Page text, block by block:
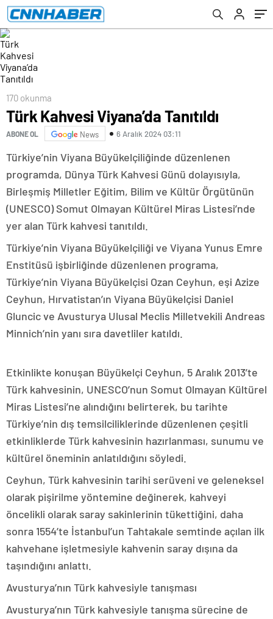
170 okunma
Türk Kahvesi Viyana’da Tanıtıldı
ABONE OL News 6 Aralık 2024 03:11
Türkiye’nin Viyana Büyükelçiliğinde düzenlenen
programda, Dünya Türk Kahvesi Günü dolayısıyla,
Birleşmiş Milletler Eğitim, Bilim ve Kültür Örgütünün
(UNESCO) Somut Olmayan Kültürel Miras Listesi’nde
yer alan Türk kahvesi tanıtıldı.
Türkiye’nin Viyana Büyükelçiliği ve Viyana Yunus Emre
Enstitüsü işbirliğinde düzenlenen programa,
Türkiye’nin Viyana Büyükelçisi Ozan Ceyhun, eşi Azize
Ceyhun, Hırvatistan’ın Viyana Büyükelçisi Daniel
Gluncic ve Avusturya Ulusal Meclis Milletvekili Andreas
Minnich’nin yanı sıra davetliler katıldı.
Etkinlikte konuşan Büyükelçi Ceyhun, 5 Aralık 2013’te
Türk kahvesinin, UNESCO’nun Somut Olmayan Kültürel
Miras Listesi’ne alındığını belirterek, bu tarihte
Türkiye’nin dış temsilciliklerinde düzenlenen çeşitli
etkinliklerde Türk kahvesinin hazırlanması, sunumu ve
kültürel öneminin anlatıldığını söyledi.
Ceyhun, Türk kahvesinin tarihi serüveni ve geleneksel
olarak pişirilme yöntemine değinerek, kahveyi
öncelikli olarak saray sakinlerinin tükettiğini, daha
sonra 1554’te İstanbul’un Tahtakale semtinde açılan ilk
kahvehane işletmesiyle kahvenin saray dışına da
taşındığını anlattı.
Avusturya’nın Türk kahvesiyle tanışması
Avusturya’nın Türk kahvesiyle tanışma sürecine de